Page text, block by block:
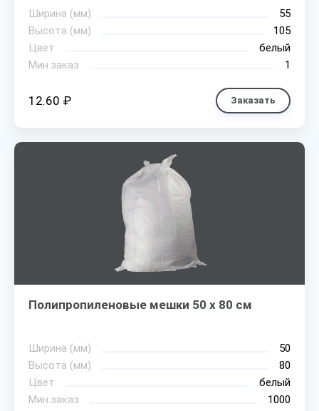
Ширина (мм)
55
Высота (мм)
105
Цвет
белый
Мин.заказ
1
12.60 ₽ Заказать
Полипропиленовые мешки 50 х 80 см
Ширина (мм)
50
Высота (мм)
80
Цвет
белый
Мин.заказ
1000